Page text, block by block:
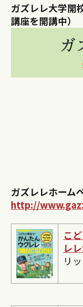
ガズレレ大学開
講座を開講中）
ガズレレホーム
http://
こ
レ
リ